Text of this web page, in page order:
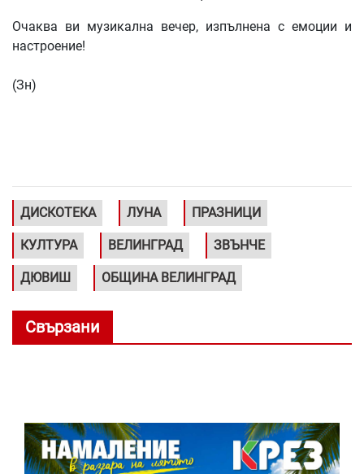
Очаква ви музикална вечер, изпълнена с емоции и
настроение!
(Зн)
ДИСКОТЕКА ЛУНА ПРАЗНИЦИ
КУЛТУРА ВЕЛИНГРАД ЗВЪНЧЕ
ДЮВИШ ОБЩИНА ВЕЛИНГРАД
Свързани